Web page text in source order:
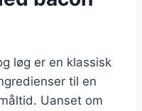
løg er en klassisk
til en
Uanset om